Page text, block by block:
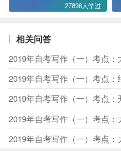
27896人学过
相关问答
2019年自考写作（一）考点：
2019年自考写作（一）考点：
2019年自考写作（一）考点：
2019年自考写作（一）考点：
2019年自考写作（一）考点：